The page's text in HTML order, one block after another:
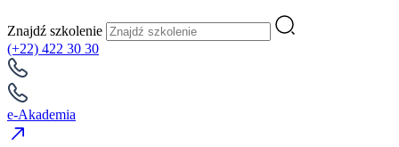
Znajdź szkolenie
(+22) 422 30 30
e-Akademia